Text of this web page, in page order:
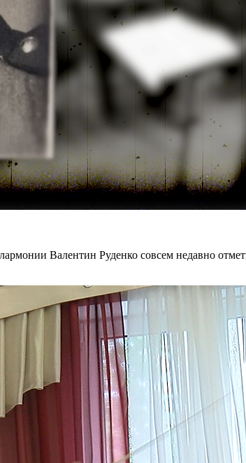
Валентин Руденко совсем недавно